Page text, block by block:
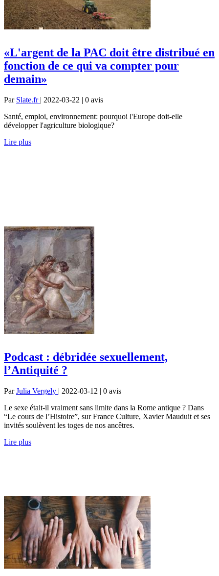
«L'argent de la PAC doit être distribué en
fonction de ce qui va compter pour
demain»
Par Slate.fr | 2022-03-22 | 0 avis
Santé, emploi, environnement: pourquoi l'Europe doit-elle
développer l'agriculture biologique?
Lire plus
Podcast : débridée sexuellement,
l’Antiquité ?
ParJulia Vergely | 2022-03-12 | 0 avis
Le sexe était-il vraiment sans limite dans la Rome antique ? Dans
“Le cours de l’Histoire”, sur France Culture, Xavier Mauduit et ses
invités soulèvent les toges de nos ancêtres.
Lire plus